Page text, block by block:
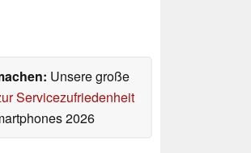
Unsere große
Servicezufriedenheit
2026